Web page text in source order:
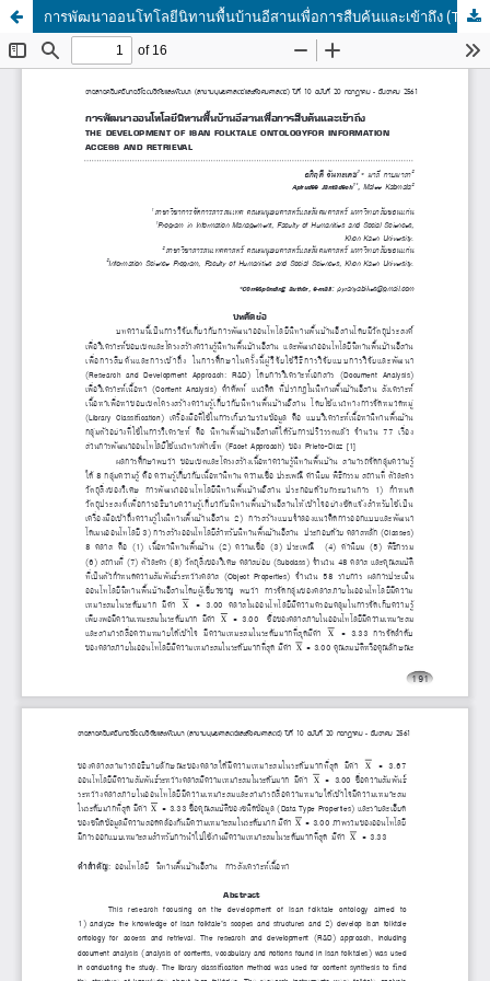
การพัฒนาออนโทโลยีนิทานพื้นบ้านอีสานเพื่อการสืบค้นและเข้าถึง (THE DEVELOPMENT OF ISAN FOLKTALE ONTOLOGY FOR INFORMATION ACCESS AND RETRIEVAL)